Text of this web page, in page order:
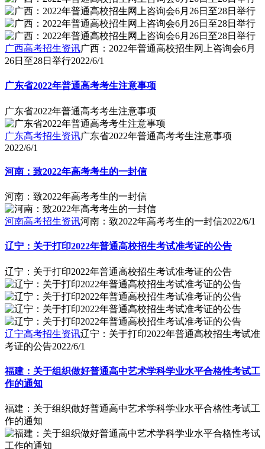
广西高考招生资讯广西：2022年普通高校招生网上咨询会6月
26日至28日举行2022/6/1
广东省2022年普通高考考生注意事项
广东省2022年普通高考考生注意事项
广东高考招生资讯广东省2022年普通高考考生注意事项
2022/6/1
河南：致2022年高考考生的一封信
河南：致2022年高考考生的一封信
河南高考招生资讯河南：致2022年高考考生的一封信2022/6/1
辽宁：关于打印2022年普通高校招生考试准考证的公告
辽宁：关于打印2022年普通高校招生考试准考证的公告
辽宁高考招生资讯辽宁：关于打印2022年普通高校招生考试准
考证的公告2022/6/1
福建：关于组织做好普通高中艺术学科学业水平合格性考试工
作的通知
福建：关于组织做好普通高中艺术学科学业水平合格性考试工
作的通知